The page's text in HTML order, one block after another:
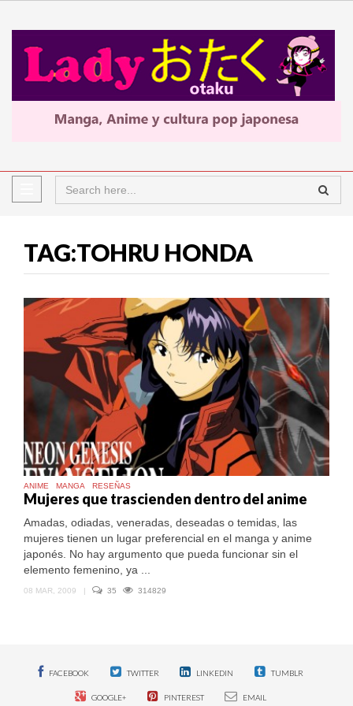
TAG:TOHRU HONDA
ANIME MANGA RESEÑAS
Mujeres que trascienden dentro del anime
Amadas, odiadas, veneradas, deseadas o temidas, las
mujeres tienen un lugar preferencial en el manga y anime
japonés. No hay argumento que pueda funcionar sin el
elemento femenino, ya ...
08 MAR, 2009 | 35 314829
FACEBOOK TWITTER LINKEDIN TUMBLR
GOOGLE+ PINTEREST EMAIL